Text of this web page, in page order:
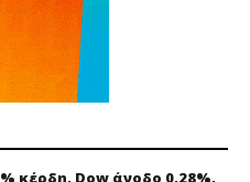
κέρδη, Dow άνοδο 0,28%,